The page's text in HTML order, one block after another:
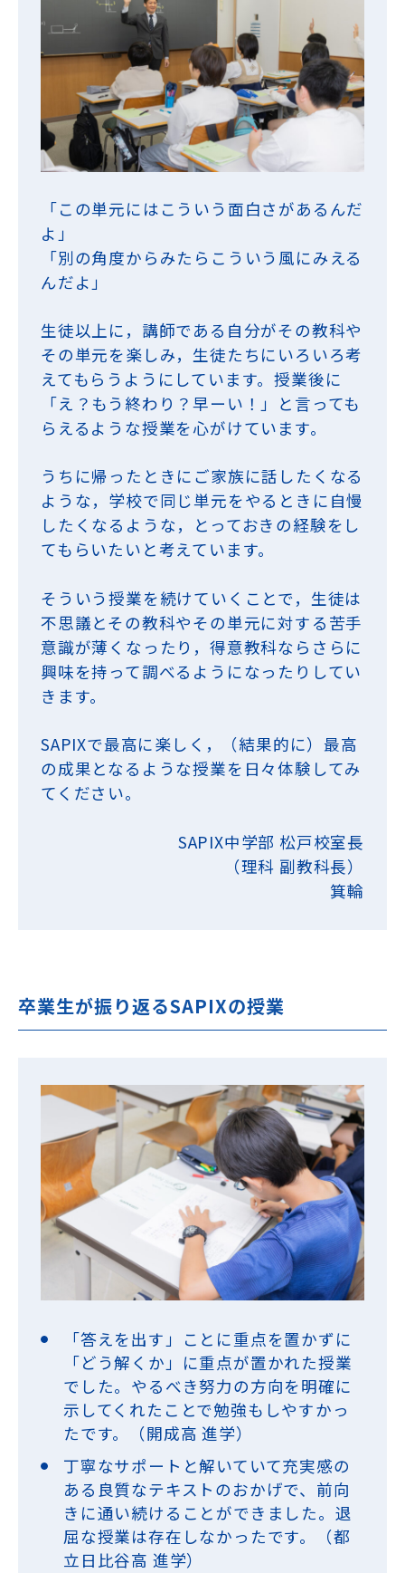
「この単元にはこういう面白さがあるんだ
よ」
「別の角度からみたらこういう風にみえる
んだよ」
生徒以上に，講師である自分がその教科や
その単元を楽しみ，生徒たちにいろいろ考
えてもらうようにしています。授業後に
「え？もう終わり？早ーい！」と言っても
らえるような授業を心がけています。
うちに帰ったときにご家族に話したくなる
ような，学校で同じ単元をやるときに自慢
したくなるような，とっておきの経験をし
てもらいたいと考えています。
そういう授業を続けていくことで，生徒は
不思議とその教科やその単元に対する苦手
意識が薄くなったり，得意教科ならさらに
興味を持って調べるようになったりしてい
きます。
SAPIXで最高に楽しく，（結果的に）最高
の成果となるような授業を日々体験してみ
てください。
SAPIX中学部 松戸校室長
（理科 副教科長）
箕輪
卒業生が振り返るSAPIXの授業
「答えを出す」ことに重点を置かずに
「どう解くか」に重点が置かれた授業
でした。やるべき努力の方向を明確に
示してくれたことで勉強もしやすかっ
たです。（開成高 進学）
丁寧なサポートと解いていて充実感の
ある良質なテキストのおかげで、前向
きに通い続けることができました。退
屈な授業は存在しなかったです。（都
立日比谷高 進学）